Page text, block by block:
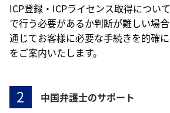
ICP登録・ICPライセンス取得につい
で行う必要があるか判断が難しい場
通じてお客様に必要な手続きを的確
をご案内いたします。
2 中国弁護士のサポート